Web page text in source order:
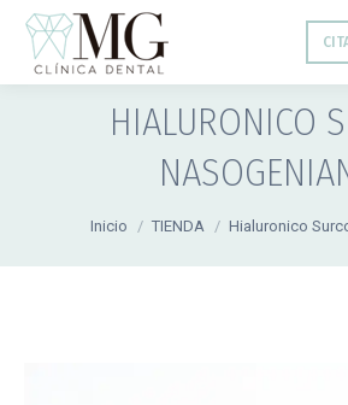
HIALURONICO
Inicio TIENDA Hialuronico